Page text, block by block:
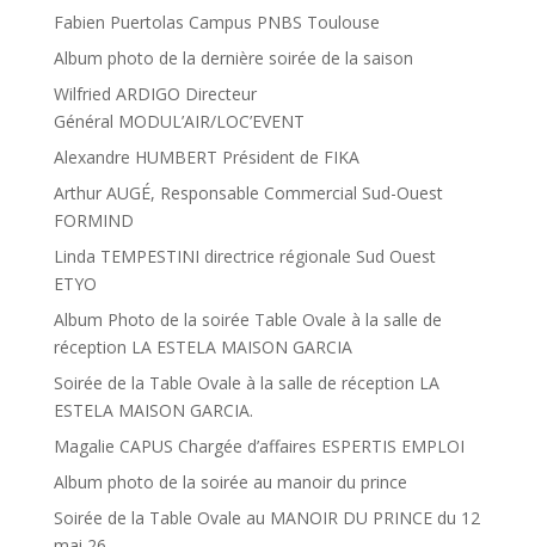
Fabien Puertolas Campus PNBS Toulouse
Album photo de la dernière soirée de la saison
Wilfried ARDIGO Directeur
Général MODUL’AIR/LOC’EVENT
Alexandre HUMBERT Président de FIKA
Arthur AUGÉ, Responsable Commercial Sud-Ouest
FORMIND
Linda TEMPESTINI directrice régionale Sud Ouest
ETYO
Album Photo de la soirée Table Ovale à la salle de
réception LA ESTELA MAISON GARCIA
Soirée de la Table Ovale à la salle de réception LA
ESTELA MAISON GARCIA.
Magalie CAPUS Chargée d’affaires ESPERTIS EMPLOI
Album photo de la soirée au manoir du prince
Soirée de la Table Ovale au MANOIR DU PRINCE du 12